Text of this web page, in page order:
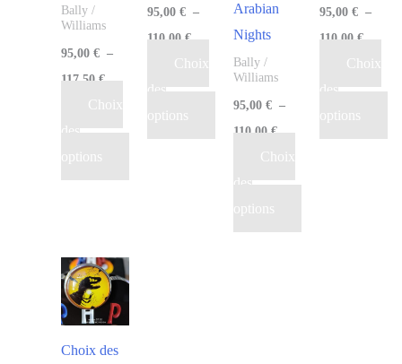
Bally /
Williams
95,00 € –
117,50€
Choix
des
options
95,00 € –
110,00€
Choix
des
options
Arabian
Nights
Bally /
Williams
95,00 € –
110,00€
Choix
des
options
95,00 € –
110,00€
Choix
des
options
Choix des